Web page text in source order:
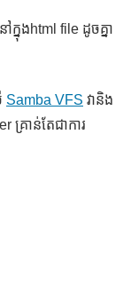
នុងhtml file ដូចគ្នា
Samba VFS វានិង
រាន់តែជាការ